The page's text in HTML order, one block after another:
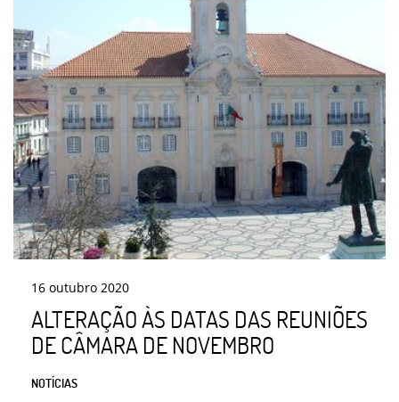
16 outubro 2020
ALTERAÇÃO ÀS DATAS DAS REUNIÕES
DE CÂMARA DE NOVEMBRO
NOTÍCIAS